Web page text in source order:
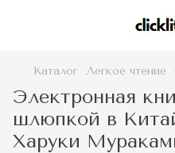
Каталог Легкое чтение
Электронная
шлюпкой в
Харуки